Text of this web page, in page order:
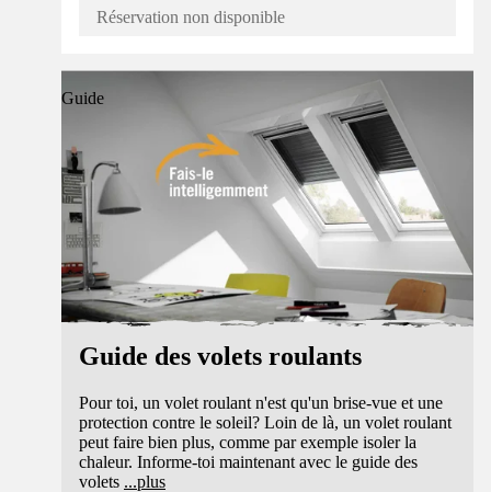
Réservation non disponible
Guide
Guide des volets roulants
Pour toi, un volet roulant n'est qu'un brise-vue et une
protection contre le soleil? Loin de là, un volet roulant
peut faire bien plus, comme par exemple isoler la
chaleur. Informe-toi maintenant avec le guide des
volets ...plus